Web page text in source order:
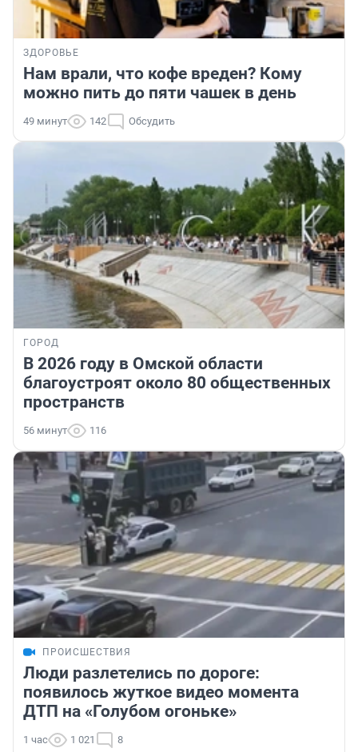
ЗДОРОВЬЕ
Нам врали, что кофе вреден? Кому
можно пить до пяти чашек в день
49 минут 142 Обсудить
ГОРОД
В 2026 году в Омской области
благоустроят около 80 общественных
пространств
56 минут 116
ПРОИСШЕСТВИЯ
Люди разлетелись по дороге:
появилось жуткое видео момента
ДТП на «Голубом огоньке»
1 час 1 021 8